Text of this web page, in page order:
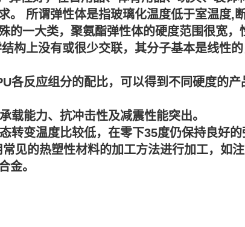
。 所谓弹性体是指玻璃化温度低于室温度
的一大类，聚氨酯弹性体的硬度范围很宽
构上没有或很少交联，其分子基本是线性
反应组分的配比，可以得到不同硬度的产
能力、抗冲击性及减震性能突出。
变温度比较低，在零下35度仍保持良好的
的热塑性材料的加工方法进行加工，如
金。